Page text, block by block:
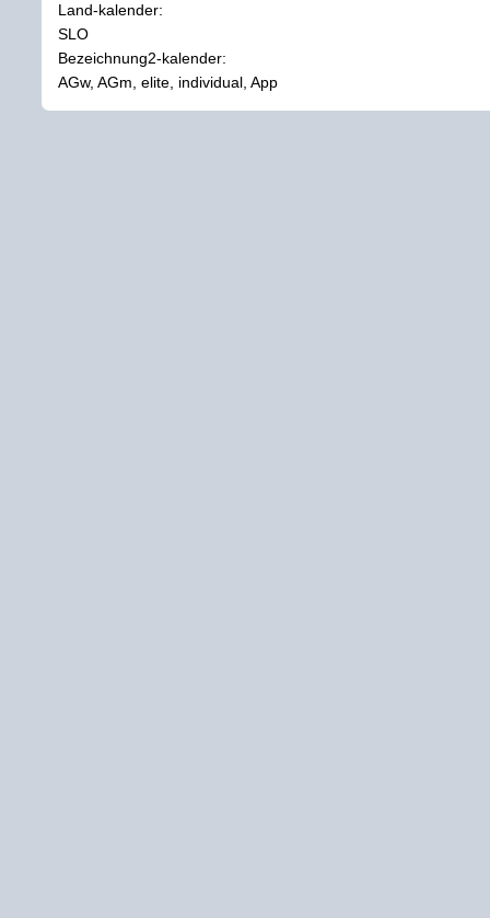
Land-kalender:
SLO
Bezeichnung2-kalender:
AGw, AGm, elite, individual, App